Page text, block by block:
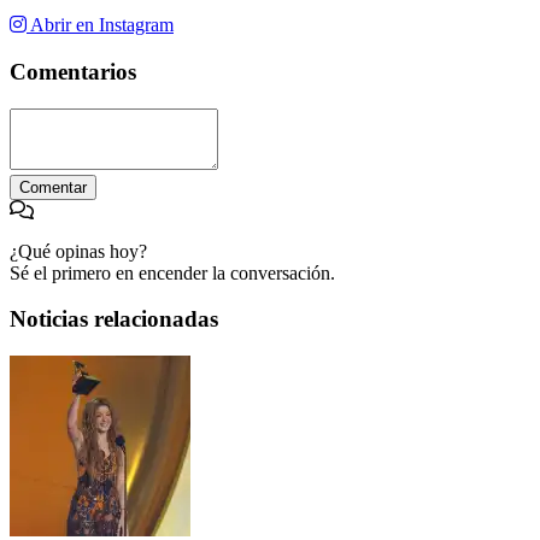
Abrir en Instagram
Comentarios
Comentar
¿Qué opinas hoy?
Sé el primero en encender la conversación.
Noticias relacionadas